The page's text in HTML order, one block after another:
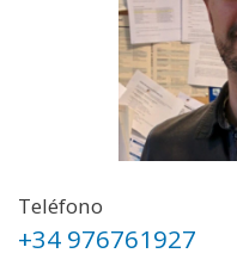
Teléfono
+34 976761927